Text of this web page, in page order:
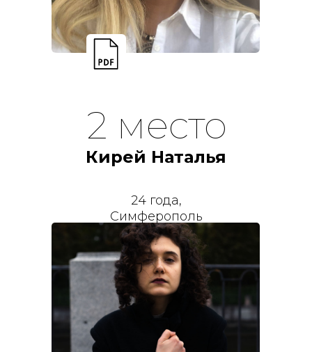
Кирей Наталья
24 года,
Симферополь
2 место